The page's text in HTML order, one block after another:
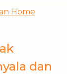
Home
dan